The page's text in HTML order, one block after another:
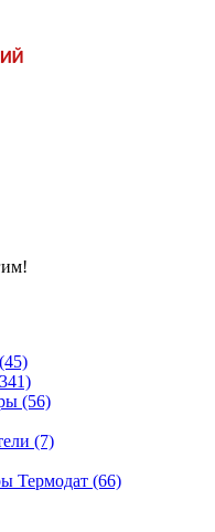
(56)
(7)
Термодат (66)